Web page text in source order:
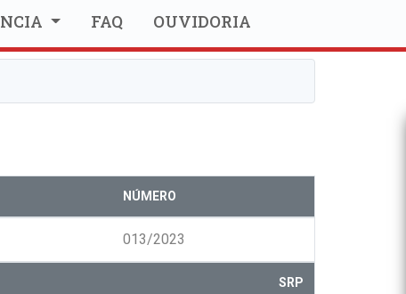
FAQ OUVIDORIA
NÚMERO
013/2023
SRP